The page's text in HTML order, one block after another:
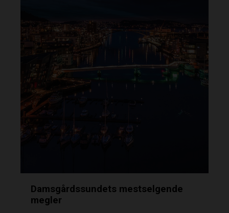
Damsgårdssundets mestselgende
megler